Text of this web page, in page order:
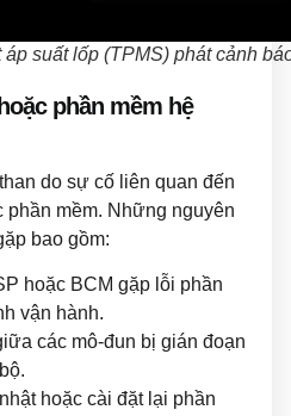
suất lốp (TPMS) phát cảnh
phần mềm hệ
do sự cố liên quan đến
phần mềm. Những nguyên
bao gồm:
hoặc BCM gặp lỗi phần
vận hành.
các mô-đun bị gián đoạn
hoặc cài đặt lại phần